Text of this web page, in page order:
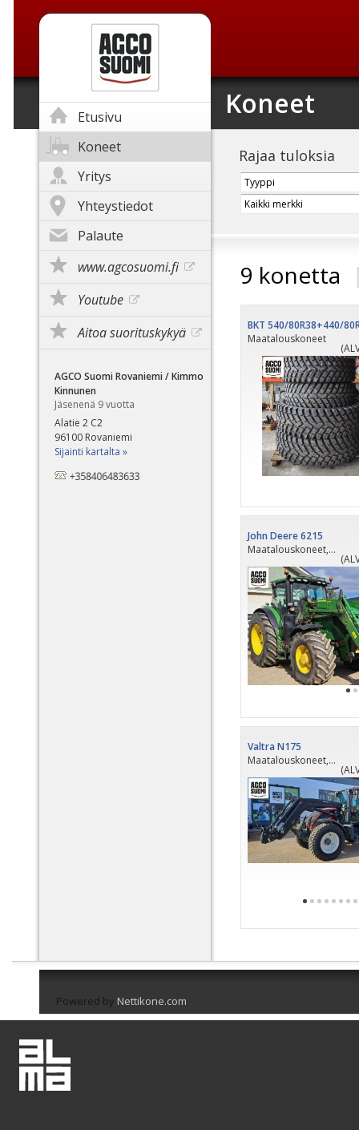
Koneet
Etusivu
Koneet
Yritys
Yhteystiedot
Palaute
www.agcosuomi.fi
Youtube
Aitoa suorituskykyä
AGCO Suomi Rovaniemi / Kimmo
Kinnunen
Jäsenenä 9 vuotta
Alatie 2 C2
96100 Rovaniemi
Sijainti kartalta »
Rajaa tuloksia
9 konetta
BKT 540/80R38+440/
Maatalouskoneet
John Deere 6215
Maatalouskoneet, 2020
Valtra N175
Maatalouskoneet, 2021
Powered by Nettikone.com